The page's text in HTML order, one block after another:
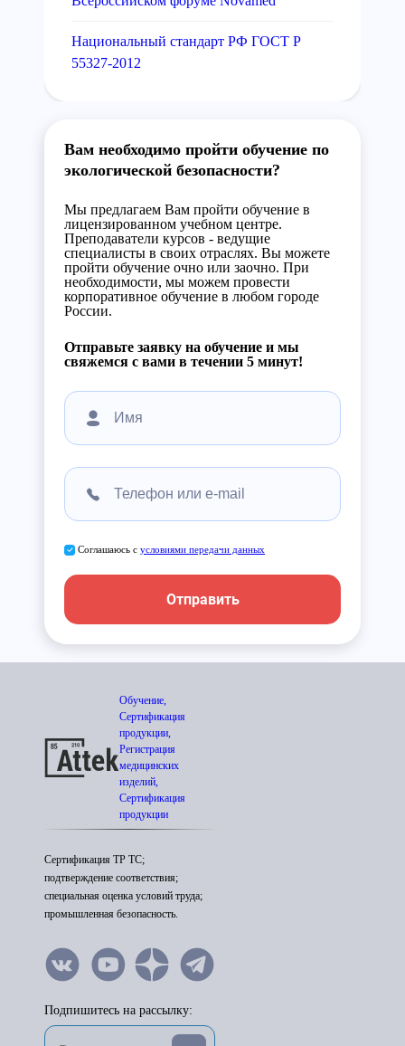
Национальный стандарт РФ ГОСТ Р
55327-2012
Вам необходимо пройти обучение по
экологической безопасности?
Мы предлагаем Вам пройти обучение в
лицензированном учебном центре.
Преподаватели курсов - ведущие
специалисты в своих отраслях. Вы можете
пройти обучение очно или заочно. При
необходимости, мы можем провести
корпоративное обучение в любом городе
России.
Отправьте заявку на обучение и мы
свяжемся с вами в течении 5 минут!
Соглашаюсь с условиями передачи данных
Отправить
Обучение,
Сертификация
продукции,
Регистрация
медицинских
изделий,
Сертификация
продукции
Сертификация ТР ТС;
подтверждение соответствия;
специальная оценка условий труда;
промышленная безопасность.
Подпишитесь на рассылку: